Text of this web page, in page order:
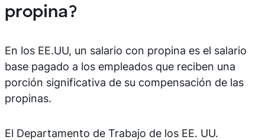
propina?
En los EE.UU, un salario con propina es el salario
base pagado a los empleados que reciben una
porción significativa de su compensación de las
propinas.
El Departamento de Trabajo de los EE. UU.